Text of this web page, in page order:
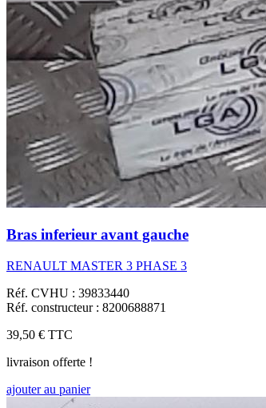
Bras inferieur avant gauche
RENAULT MASTER 3 PHASE 3
Réf. CVHU : 39833440
Réf. constructeur : 8200688871
39,50 € TTC
livraison offerte !
ajouter au panier